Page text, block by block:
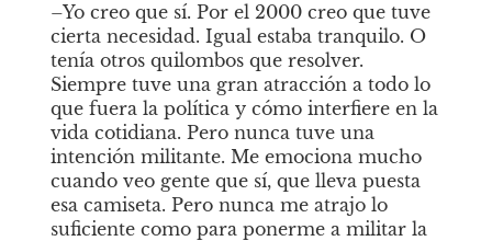
–Yo creo que sí. Por el 2000 creo que tuve
cierta necesidad. Igual estaba tranquilo. O
tenía otros quilombos que resolver.
Siempre tuve una gran atracción a todo lo
que fuera la política y cómo interfiere en la
vida cotidiana. Pero nunca tuve una
intención militante. Me emociona mucho
cuando veo gente que sí, que lleva puesta
esa camiseta. Pero nunca me atrajo lo
suficiente como para ponerme a militar la